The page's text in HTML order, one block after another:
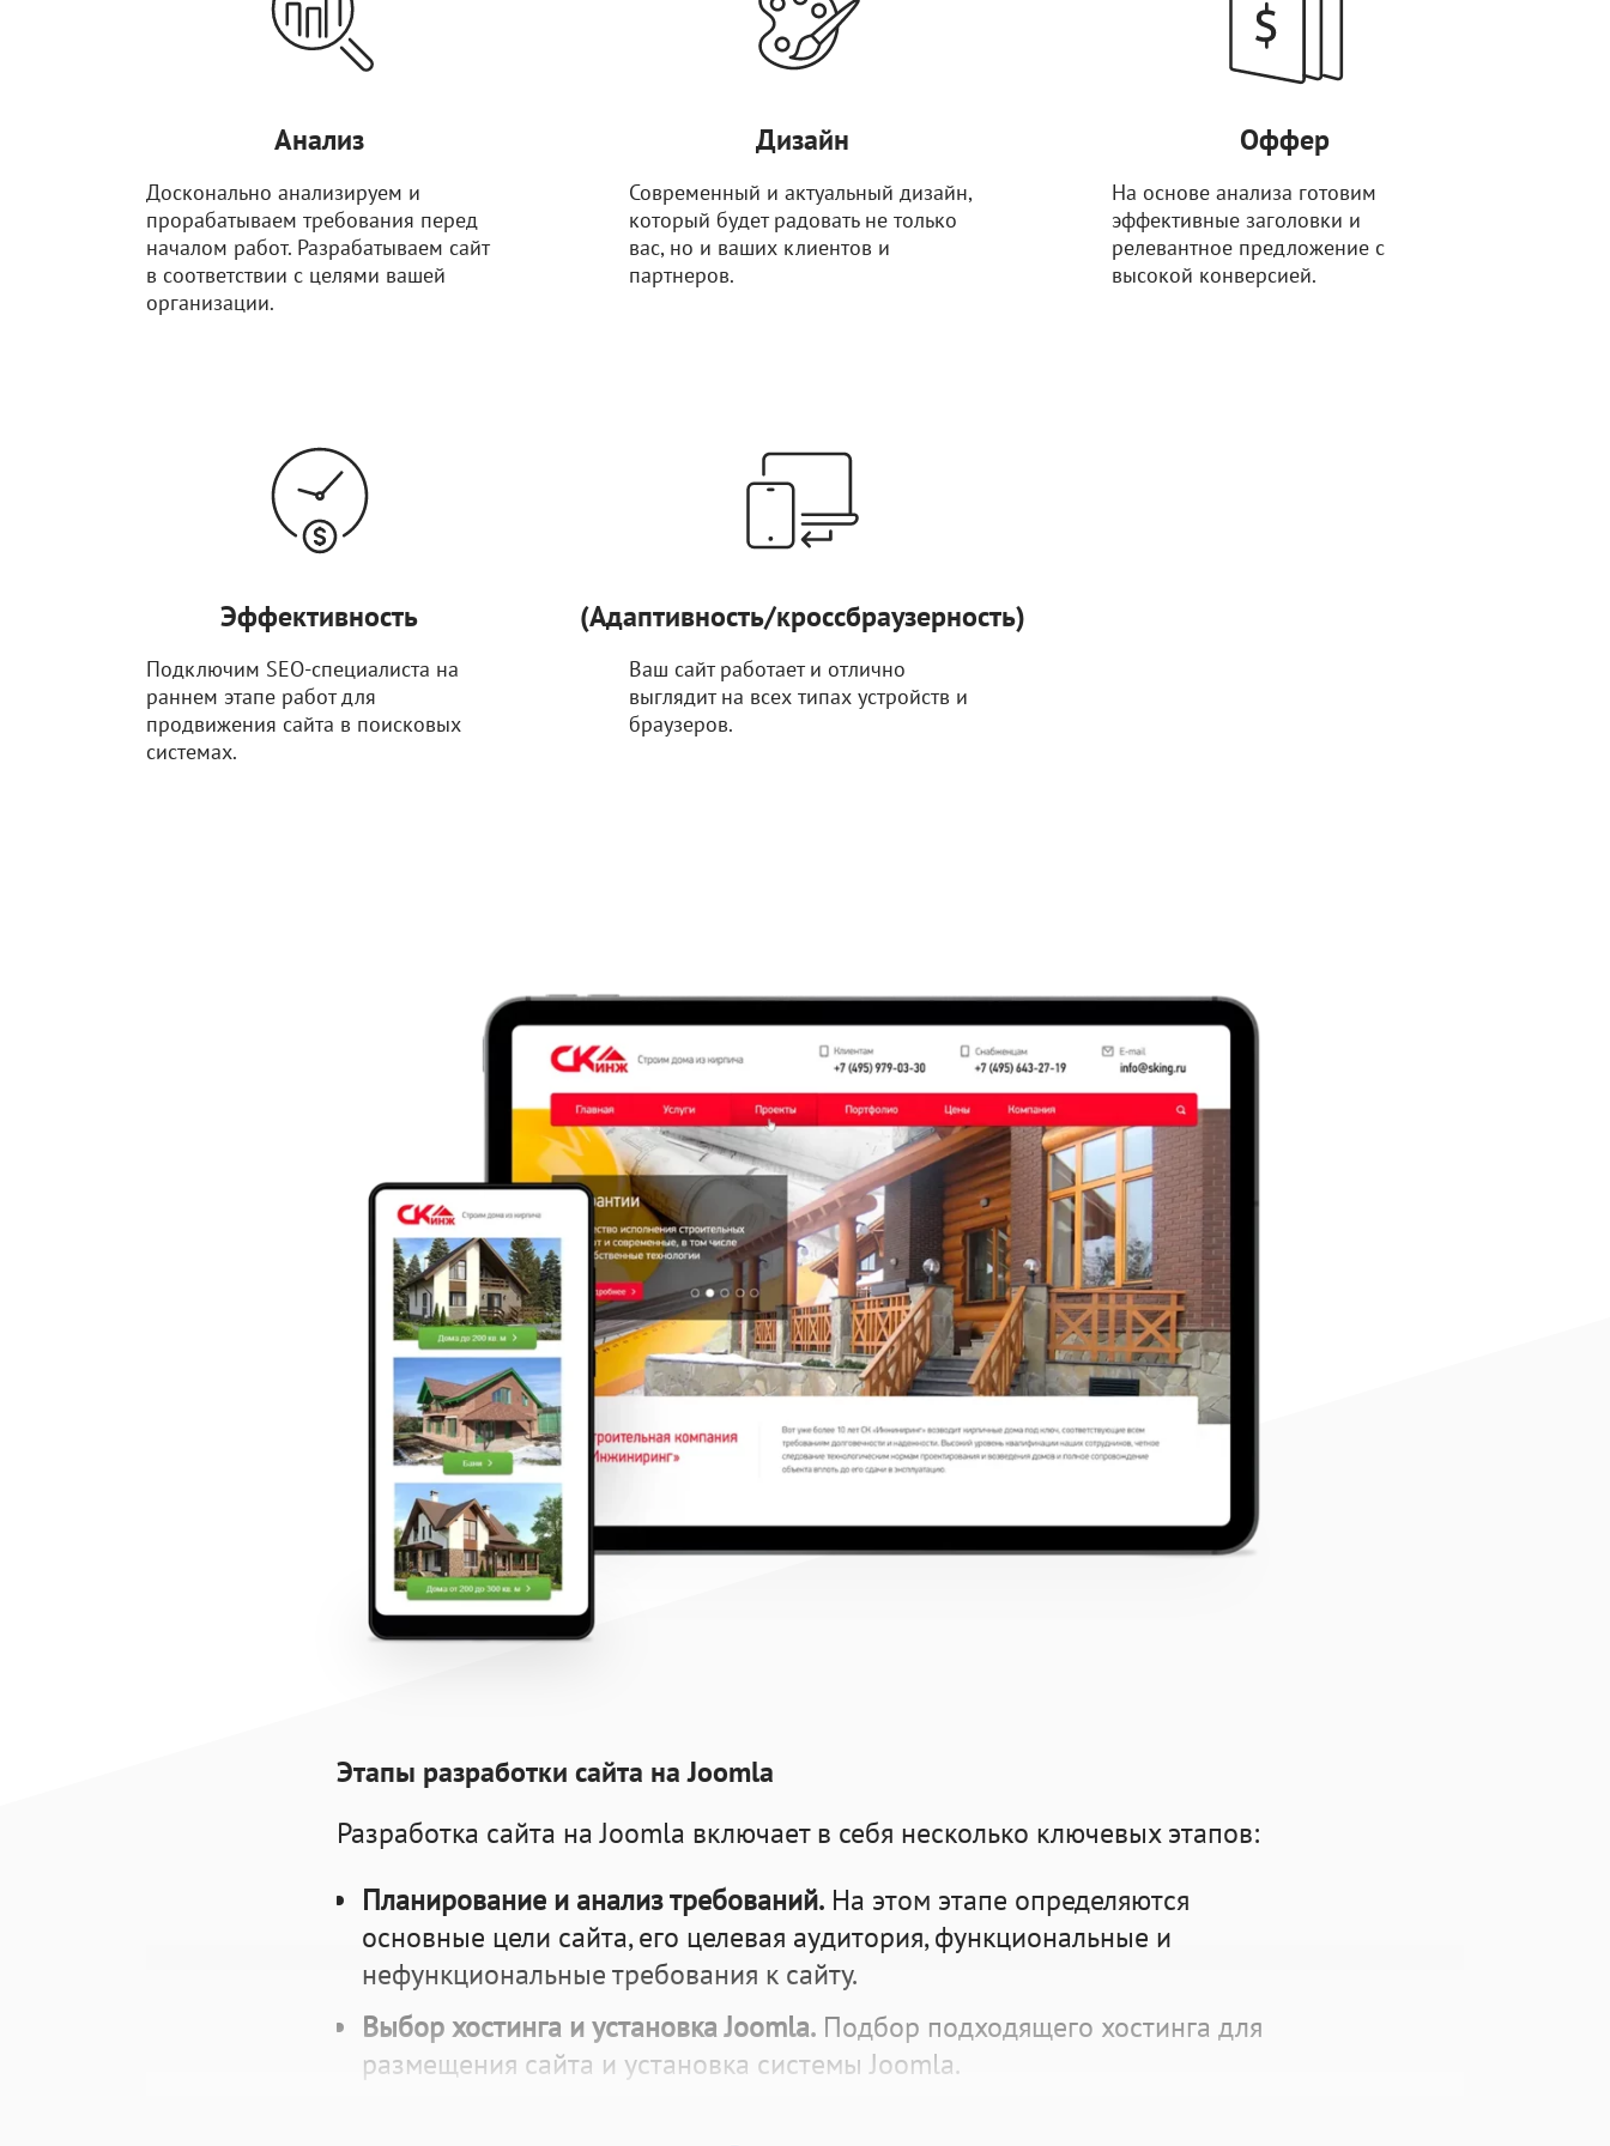
Анализ
Досконально анализируем и
прорабатываем требования перед
началом работ. Разрабатываем сайт
в соответствии с целями вашей
организации.
Дизайн
Современный и актуальный дизайн,
который будет радовать не только
вас, но и ваших клиентов и
партнеров.
Оффер
На основе анализа готовим
эффективные заголовки и
релевантное предложение с
высокой конверсией.
Эффективность
Подключим SEO-специалиста на
раннем этапе работ для
продвижения сайта в поисковых
системах.
(Адаптивность/кроссбраузерность)
Ваш сайт работает и отлично
выглядит на всех типах устройств и
браузеров.
Этапы разработки сайта на Joomla
Разработка сайта на Joomla включает в себя несколько ключевых этапов:
Планирование и анализ требований. На этом этапе определяются
основные цели сайта, его целевая аудитория, функциональные и
нефункциональные требования к сайту.
Выбор хостинга и установка Joomla. Подбор подходящего хостинга для
размещения сайта и установка системы Joomla.